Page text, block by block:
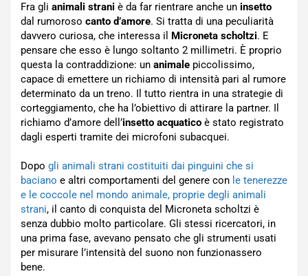
Fra gli animali strani è da far rientrare anche un insetto
dal rumoroso canto d’amore. Si tratta di una peculiarità
davvero curiosa, che interessa il Microneta scholtzi. E
pensare che esso è lungo soltanto 2 millimetri. È proprio
questa la contraddizione: un animale piccolissimo,
capace di emettere un richiamo di intensità pari al rumore
determinato da un treno. Il tutto rientra in una strategie di
corteggiamento, che ha l’obiettivo di attirare la partner. Il
richiamo d’amore dell’insetto acquatico è stato registrato
dagli esperti tramite dei microfoni subacquei.
Dopo gli animali strani costituiti dai pinguini che si
baciano e altri comportamenti del genere con le tenerezze
e le coccole nel mondo animale, proprie degli animali
strani, il canto di conquista del Microneta scholtzi è
senza dubbio molto particolare. Gli stessi ricercatori, in
una prima fase, avevano pensato che gli strumenti usati
per misurare l’intensità del suono non funzionassero
bene.